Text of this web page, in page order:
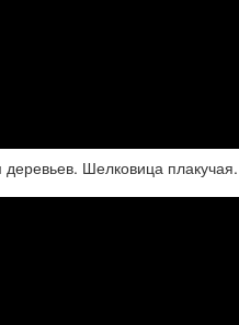
Шелковица плакучая.